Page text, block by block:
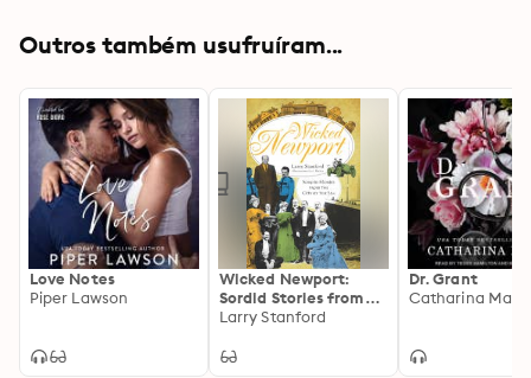
Outros também usufruíram...
Love Notes
Piper Lawson
Wicked Newport:
Sordid Stories from
the City by the Sea
Larry Stanford
Dr. Grant
Catharina